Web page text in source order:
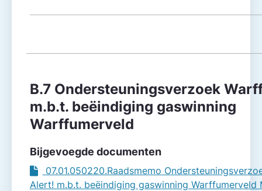
B.7 Onder­steuningsverzoek
m.b.t. beëindiging gas­winning
Warffumerveld
Bijgevoegde documenten
07.01.050220.Raadsmemo
Alert! m.b.t. beëindiging gas­winning Warffumerveld